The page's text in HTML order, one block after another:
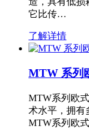
它比传…
了解详情
MTW 系列
MTW系列欧
术水平，拥
MTW系列欧